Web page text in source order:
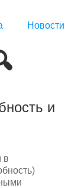
Новости
и
в